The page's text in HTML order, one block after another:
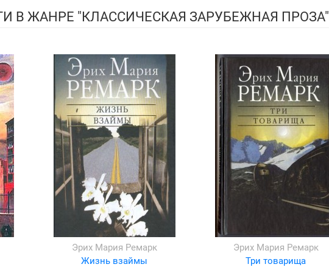
В ЖАНРЕ "КЛАССИЧЕСКАЯ ЗАРУБЕЖНАЯ ПРОЗА"
Эрих Мария Ремарк
Жизнь взаймы
Эрих Мария Ремарк
Три товарища